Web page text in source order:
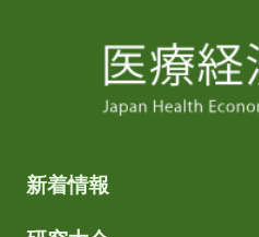
新着情報